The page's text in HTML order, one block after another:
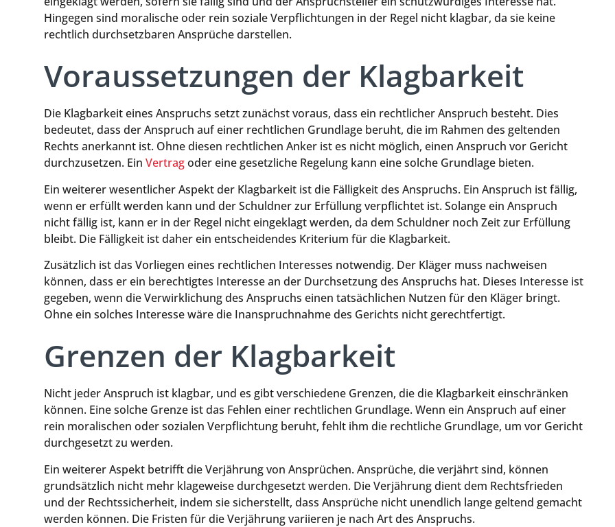
Hingegen sind moralische oder rein soziale Verpflichtungen in der Regel nicht klagbar, da sie keine
rechtlich durchsetzbaren Ansprüche darstellen.
Voraussetzungen der Klagbarkeit
Die Klagbarkeit eines Anspruchs setzt zunächst voraus, dass ein rechtlicher Anspruch besteht. Dies
bedeutet, dass der Anspruch auf einer rechtlichen Grundlage beruht, die im Rahmen des geltenden
Rechts anerkannt ist. Ohne diesen rechtlichen Anker ist es nicht möglich, einen Anspruch vor Gericht
durchzusetzen. Ein Vertragoder eine gesetzliche Regelung kann eine solche Grundlage bieten.
Ein weiterer wesentlicher Aspekt der Klagbarkeit ist die Fälligkeit des Anspruchs. Ein Anspruch ist fällig,
wenn er erfüllt werden kann und der Schuldner zur Erfüllung verpflichtet ist. Solange ein Anspruch
nicht fällig ist, kann er in der Regel nicht eingeklagt werden, da dem Schuldner noch Zeit zur Erfüllung
bleibt. Die Fälligkeit ist daher ein entscheidendes Kriterium für die Klagbarkeit.
Zusätzlich ist das Vorliegen eines rechtlichen Interesses notwendig. Der Kläger muss nachweisen
können, dass er ein berechtigtes Interesse an der Durchsetzung des Anspruchs hat. Dieses Interesse ist
gegeben, wenn die Verwirklichung des Anspruchs einen tatsächlichen Nutzen für den Kläger bringt.
Ohne ein solches Interesse wäre die Inanspruchnahme des Gerichts nicht gerechtfertigt.
Grenzen der Klagbarkeit
Nicht jeder Anspruch ist klagbar, und es gibt verschiedene Grenzen, die die Klagbarkeit einschränken
können. Eine solche Grenze ist das Fehlen einer rechtlichen Grundlage. Wenn ein Anspruch auf einer
rein moralischen oder sozialen Verpflichtung beruht, fehlt ihm die rechtliche Grundlage, um vor Gericht
durchgesetzt zu werden.
Ein weiterer Aspekt betrifft die Verjährung von Ansprüchen. Ansprüche, die verjährt sind, können
grundsätzlich nicht mehr klageweise durchgesetzt werden. Die Verjährung dient dem Rechtsfrieden
und der Rechtssicherheit, indem sie sicherstellt, dass Ansprüche nicht unendlich lange geltend gemacht
werden können. Die Fristen für die Verjährung variieren je nach Art des Anspruchs.